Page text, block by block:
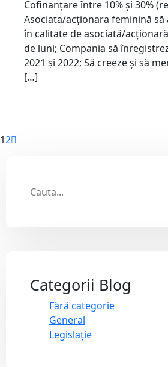
Categorii Blog
Fără categorie
General
Legislație
Cofinanțare între 10% și 30%
Asociata/acționara feminină să
în calitate de asociată/
de luni; Compania să
2021 și 2022; Să creeze și să
[…]
12